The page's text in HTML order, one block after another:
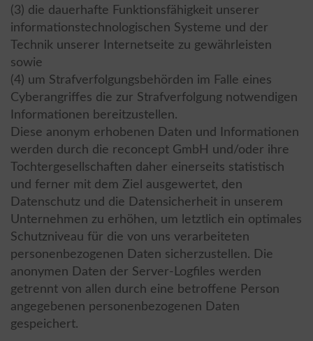
(3) die dauerhafte Funktionsfähigkeit unserer
informationstechnologischen Systeme und der
Technik unserer Internetseite zu gewährleisten
sowie
(4) um Strafverfolgungsbehörden im Falle eines
Cyberangriffes die zur Strafverfolgung notwendigen
Informationen bereitzustellen.
Diese anonym erhobenen Daten und Informationen
werden durch die reconcept GmbH und/oder ihre
Tochtergesellschaften daher einerseits statistisch
und ferner mit dem Ziel ausgewertet, den
Datenschutz und die Datensicherheit in unserem
Unternehmen zu erhöhen, um letztlich ein optimales
Schutzniveau für die von uns verarbeiteten
personenbezogenen Daten sicherzustellen. Die
anonymen Daten der Server-Logfiles werden
getrennt von allen durch eine betroffene Person
angegebenen personenbezogenen Daten
gespeichert.